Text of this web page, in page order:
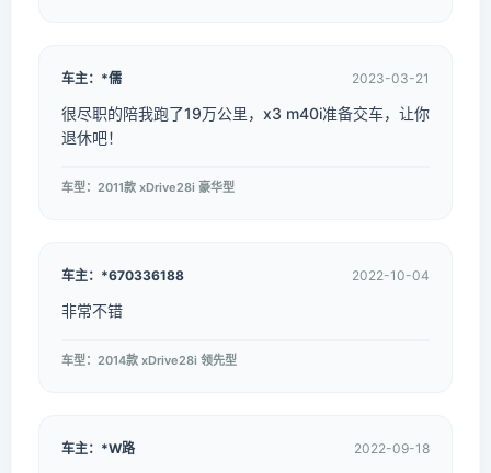
车主：*儒 2023-03-21
很尽职的陪我跑了19万公里，x3 m40i准备交车，让你
退休吧！
车型：2011款 xDrive28i 豪华型
车主：*670336188 2022-10-04
非常不错
车型：2014款 xDrive28i 领先型
车主：*W路 2022-09-18